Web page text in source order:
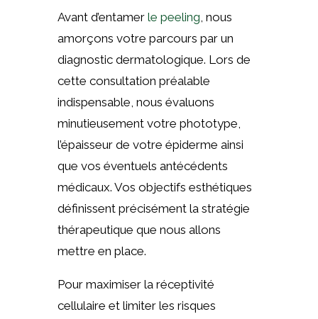
Avant d’entamer le peeling, nous
amorçons votre parcours par un
diagnostic dermatologique. Lors de
cette consultation préalable
indispensable, nous évaluons
minutieusement votre phototype,
l’épaisseur de votre épiderme ainsi
que vos éventuels antécédents
médicaux. Vos objectifs esthétiques
définissent précisément la stratégie
thérapeutique que nous allons
mettre en place.
Pour maximiser la réceptivité
cellulaire et limiter les risques